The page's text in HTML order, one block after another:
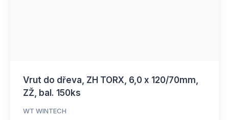
Vrut do dřeva, ZH TORX, 6,0 x 120/70mm,
ZŽ, bal. 150ks
WT WINTECH